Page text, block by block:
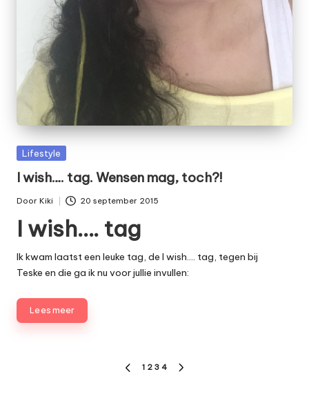
Geplaatst
Lifestyle
I wish…. tag. Wensen mag, toch?!
door
Door Kiki 20 september 2015
I wish…. tag
Ik kwam laatst een leuke tag, de I wish…. tag, tegen bij
Teske en die ga ik nu voor jullie invullen:
Lees meer
VORIGE
1 2 3 4